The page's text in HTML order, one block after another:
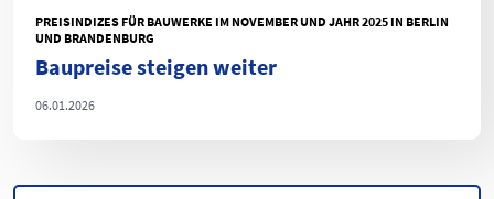
PREISINDIZES FÜR BAUWERKE IM NOVEMBER UND JAHR 2025 IN BERLIN
UND BRANDENBURG
Baupreise steigen weiter
06.01.2026